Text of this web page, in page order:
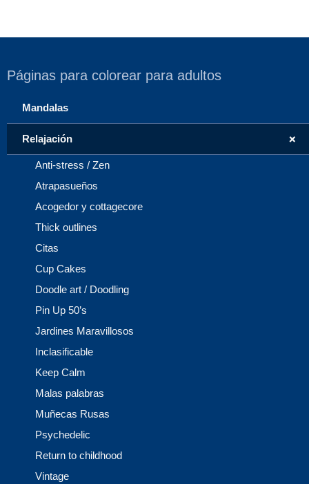
Páginas para colorear para adultos
Mandalas
+
Relajación
Anti-stress / Zen
Atrapasueños
Acogedor y cottagecore
Thick outlines
Citas
Cup Cakes
Doodle art / Doodling
Pin Up 50’s
Jardines Maravillosos
Inclasificable
Keep Calm
Malas palabras
Muñecas Rusas
Psychedelic
Return to childhood
Vintage